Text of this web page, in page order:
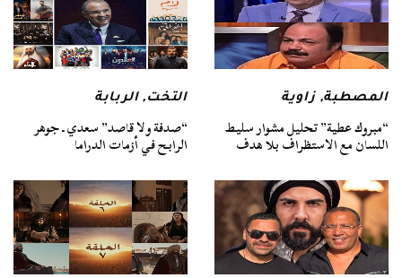
المصطبة, زاوية
“مبروك عطية” تحليل مشوار سليط
اللسان مع الاستظراف بلا هدف
التخت,الربابة
“صدفة ولا قاصد” سعدي ـ جوهر
الرابح في أزمات الدراما